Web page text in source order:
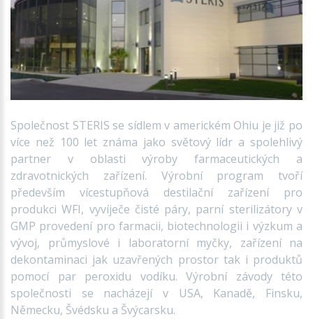
Společnost STERIS se sídlem v americkém Ohiu je již po
více než 100 let známa jako světový lídr a spolehlivý
partner v oblasti výroby farmaceutických a
zdravotnických zařízení. Výrobní program tvoří
především vícestupňová destilační zařízení pro
produkci WFI, vyvíječe čisté páry, parní sterilizátory v
GMP provedení pro farmacii, biotechnologii i výzkum a
vývoj, průmyslové i laboratorní myčky, zařízení na
dekontaminaci jak uzavřených prostor tak i produktů
pomocí par peroxidu vodíku. Výrobní závody této
společnosti se nacházejí v USA, Kanadě, Finsku,
Německu, Švédsku a Švýcarsku.